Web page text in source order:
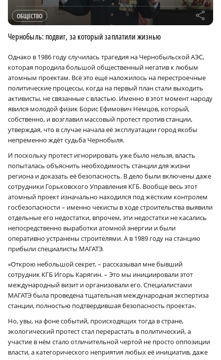
ОБЩЕСТВО r
Чернобыль: подвиг, за который заплатили жизнью
Однако в 1986 году случилась трагедия на Чернобыльской АЭС,
которая породила большой общественный негатив к любым
атомным проектам. Всё это ещё наложилось на перестроечные
политические процессы, когда на первый план стали выходить
активисты, не связанные с властью. Именно в этот момент народу
явился молодой физик Борис Ефимович Немцов, который,
собственно, и возглавил массовый протест против станции,
утверждая, что в случае начала её эксплуатации город якобы
непременно ждёт судьба Чернобыля.
И поскольку протест игнорировать уже было нельзя, власть
попыталась объяснить необходимость станции для жизни
региона и доказать её безопасность. В дело были включены даже
сотрудники Горьковского Управления КГБ. Вообще весь этот
атомный проект изначально находился под жёстким контролем
госбезопасности – именно чекисты в ходе строительства выявили
отдельные его недостатки, впрочем, эти недостатки не касались
непосредственно выработки атомной энергии и были
оперативно устранены строителями. А в 1989 году на станцию
прибыли специалисты МАГАТЭ.
«Открою небольшой секрет, – рассказывал мне бывший
сотрудник КГБ Игорь Карягин. – Это мы инициировали этот
международный визит и организовали его. Специалистами
МАГАТЭ была проведена тщательная международная экспертиза
станции, полностью подтвердившая безопасность проекта».
Но, увы, на фоне событий, происходящих тогда в стране,
экологический протест стал перерастать в политический, а
участие в нём стало отличительной чертой не просто оппозиции
власти, а категорического неприятия любых её инициатив, даже